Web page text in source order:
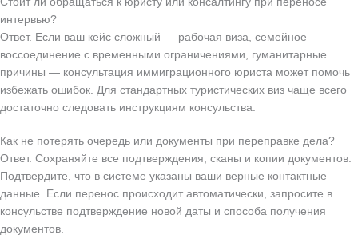
интервью?
Ответ. Если ваш кейс сложный — рабочая виза, семейное
воссоединение с временными ограничениями, гуманитарные
причины — консультация иммиграционного юриста может помочь
избежать ошибок. Для стандартных туристических виз чаще всего
достаточно следовать инструкциям консульства.
Как не потерять очередь или документы при переправке дела?
Ответ. Сохраняйте все подтверждения, сканы и копии документов.
Подтвердите, что в системе указаны ваши верные контактные
данные. Если перенос происходит автоматически, запросите в
консульстве подтверждение новой даты и способа получения
документов.